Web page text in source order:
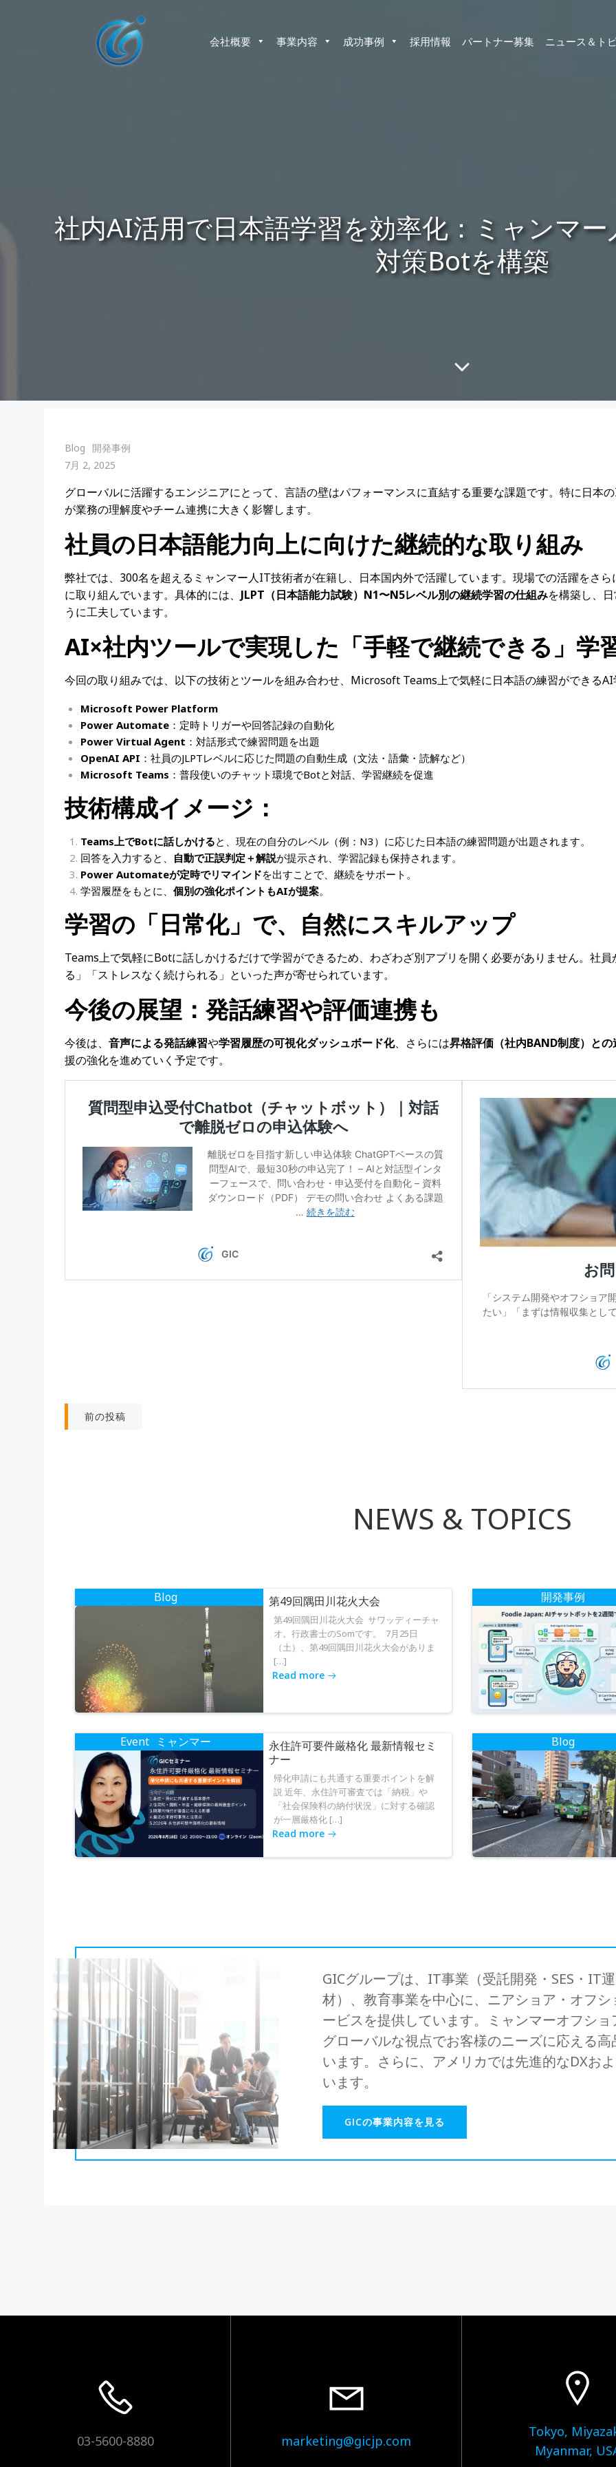
会社概要 事業内容 成功事例 採用情報 パートナー募集 ニュース＆ト
社内AI活用で日本語学習を効率化：ミャンマー
対策Botを構築
Blog
開発事例
7月 2, 2025
グローバルに活躍するエンジニアにとって、言語の壁はパフォーマンスに直結する重要な課題です。特に日本
が業務の理解度やチーム連携に大きく影響します。
社員の日本語能力向上に向けた継続的な取り組み
弊社では、300名を超えるミャンマー人IT技術者が在籍し、日本国内外で活躍しています。現場での活躍をさ
に取り組んでいます。具体的には、 JLPT （日本語能力試験） N1〜N5レベル別の継続学習の仕組みを構築し、
うに工夫しています。
AI×社内ツールで実現した「手軽で継続できる」学
今回の取り組みでは、以下の技術とツールを組み合わせ、Microsoft Teams上で気軽に日本語の練習ができる
Microsoft Power Platform
Power Automate：定時トリガーや回答記録の自動化
Power Virtual Agent ：対話形式で練習問題を出題
OpenAI API ：社員のJLPTレベルに応じた問題の自動生成（文法・語彙・読解など）
Microsoft Teams ：普段使いのチャット環境でBotと対話、学習継続を促進
技術構成イメージ：
Teams上でBotに話しかけると、現在の自分のレベル（例：N3）に応じた日本語の練習問題が出題されます。
回答を入力すると、
自動で正誤判定＋解説が提示され、学習記録も保持されます。
Power Automateが定時でリマインドを出すことで、継続をサポート。
学習履歴をもとに、 個別の強化ポイントもAIが提案。
学習の「日常化」で、自然にスキルアップ
Teams上で気軽にBotに話しかけるだけで学習ができるため、わざわざ別アプリを開く必要がありません。社
る」「ストレスなく続けられる」といった声が寄せられています。
今後の展望：発話練習や評価連携も
今後は、 音声による発話練習や学習履歴の可視化ダッシュボード化、さらには昇格評価（社内BAND制度）との
援の強化を進めていく予定です。
投
ー
シ
ン
前の投稿
ビ
ー
シ
ョ
ン
NEWS & TOPICS
Blog 第49回隅田川花火大会
第49回隅田川花火大会 サワッディーチャ
オ。行政書士のSomです。 7月25日
（土）、第49回隅田川花火大会がありま
[…]
Read more
開発事例
Event ミャンマー
永住許可要件厳格化 最新情報セミ
ナー
帰化申請にも共通する重要ポイントを解
説 近年、永住許可審査では「納税」や
「社会保険料の納付状況」に対する確認
が一層厳格化 […]
Read more
Blog
GICグループは、IT事業（受託開発・SES・IT
材）、教育事業を中心に、ニアショア・オフ
ービスを提供しています。ミャンマーオフシ
グローバルな視点でお客様のニーズに応える
います。さらに、アメリカでは先進的なDXお
います。
GICの事業内容を見る
03-5600-8880 marketing@gicjp.com
Tokyo,
Myanmar,